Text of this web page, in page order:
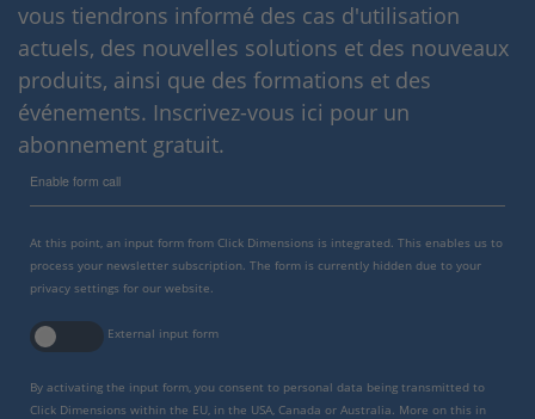
vous tiendrons informé des cas d'utilisation
actuels, des nouvelles solutions et des nouveaux
produits, ainsi que des formations et des
événements. Inscrivez-vous ici pour un
abonnement gratuit.
Enable form call
At this point, an input form from Click Dimensions is integrated. This enables us to
process your newsletter subscription. The form is currently hidden due to your
privacy settings for our website.
External input form
By activating the input form, you consent to personal data being transmitted to
Click Dimensions within the EU, in the USA, Canada or Australia. More on this in